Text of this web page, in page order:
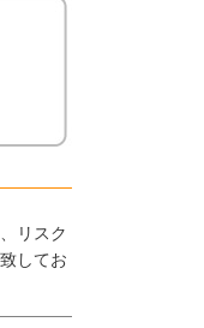
リスク
してお